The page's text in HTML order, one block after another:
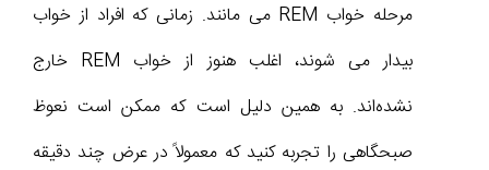
مرحله خواب REM می مانند. زمانی که افراد از خواب
بیدار می شوند، اغلب هنوز از خواب REM خارج
نشده‌اند. به همین دلیل است که ممکن است نعوظ
صبحگاهی را تجربه کنید که معمولاً در عرض چند دقیقه